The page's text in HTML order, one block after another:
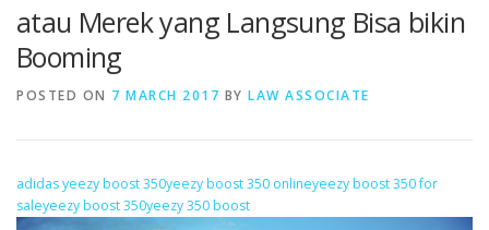
atau Merek yang Langsung Bisa bikin
Booming
POSTED ON 7 MARCH 2017 BY LAW ASSOCIATE
adidas yeezy boost 350yeezy boost 350 onlineyeezy boost 350 for
saleyeezy boost 350yeezy 350 boost